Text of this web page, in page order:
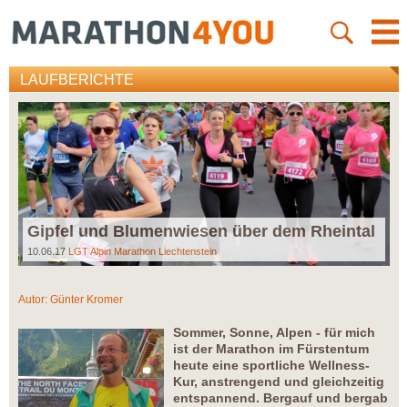
LAUFBERICHTE
Gipfel und Blumenwiesen über dem Rheintal
10.06.17 LGT Alpin Marathon Liechtenstein
Autor: Günter Kromer
Sommer, Sonne, Alpen - für mich
ist der Marathon im Fürstentum
heute eine sportliche Wellness-
Kur, anstrengend und gleichzeitig
entspannend. Bergauf und bergab